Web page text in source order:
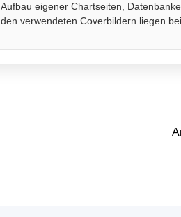
Aufbau eigener Chartseiten,
den verwendeten Coverbildern liegen